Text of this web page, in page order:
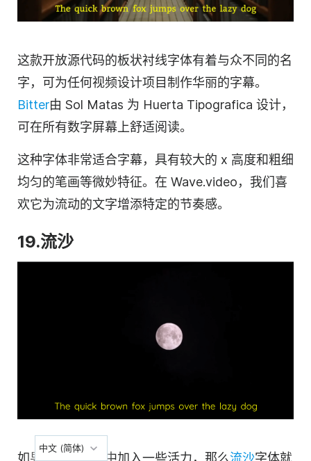
这款开放源代码的板状衬线字体有着与众不同的名
字，可为任何视频设计项目制作华丽的字幕。
Bitter由 Sol Matas 为 Huerta Tipografica 设计，
可在所有数字屏幕上舒适阅读。
这种字体非常适合字幕，具有较大的 x 高度和粗细
均匀的笔画等微妙特征。在 Wave.video，我们喜
欢它为流动的文字增添特定的节奏感。
19.流沙
如果你想在字幕中加入一些活力，那么流沙字体就
中文 (简体)